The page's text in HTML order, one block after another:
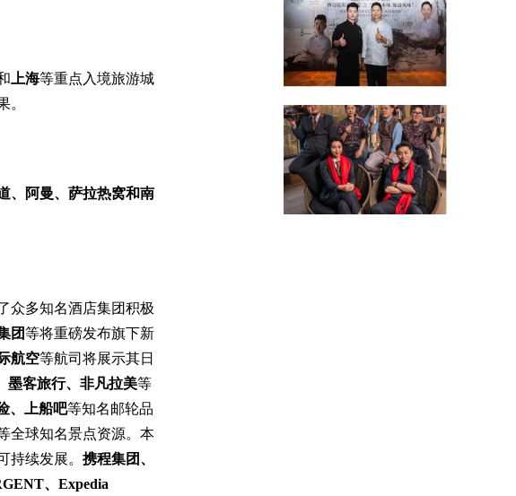
上海等重点入境旅游城
。
、阿曼、萨拉热窝和南
众多知名酒店集团积极
团等将重磅发布旗下新
航空等航司将展示其日
墨客旅行、非凡拉美等
、上船吧等知名邮轮品
全球知名景点资源。本
持续发展。 携程集团、
、Expedia